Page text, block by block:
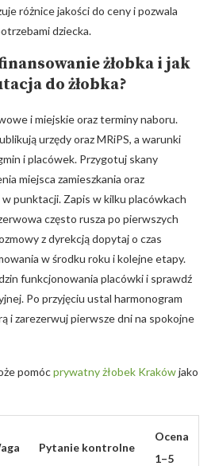
różnice jakości do ceny i pozwala
dziecka.
żłobka i jak
do żłobka?
i miejskie oraz terminy naboru.
urzędy oraz MRiPS, a warunki
i placówek. Przygotuj skany
miejsca zamieszkania oraz
punktacji. Zapis w kilku placówkach
często rusza po pierwszych
z dyrekcją dopytaj o czas
w środku roku i kolejne etapy.
funkcjonowania placówki i sprawdź
Po przyjęciu ustal harmonogram
i zarezerwuj pierwsze dni na spokojne
pomócprywatny żłobek Krakówjako
Pytanie kontrolne
Ocena
1–5